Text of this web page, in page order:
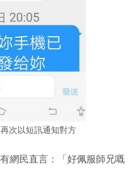
次以短訊通知對方
網民直言：「好佩服師兄嘅